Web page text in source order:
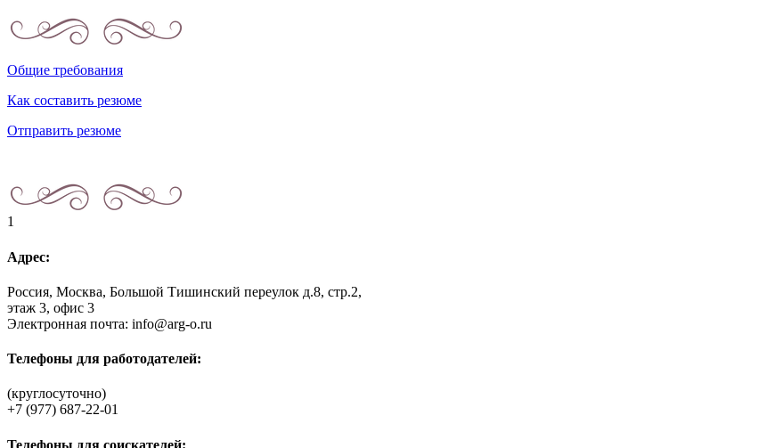
Общие требования
Как составить резюме
Отправить резюме
1
Адрес:
Россия, Москва, Большой Тишинский переулок д.8, стр.2,
этаж 3, офис 3
Электронная почта: info@arg-o.ru
Телефоны для работодателей:
(круглосуточно)
+7 (977) 687-22-01
Телефоны для соискателей: